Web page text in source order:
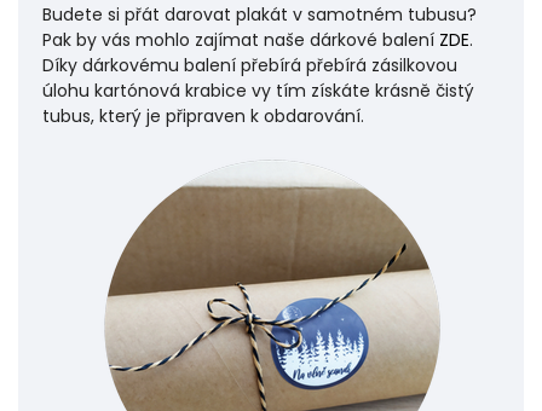
Budete si přát darovat plakát v samotném tubusu?
Pak by vás mohlo zajímat naše dárkové balení ZDE.
Díky dárkovému balení přebírá přebírá zásilkovou
úlohu kartónová krabice vy tím získáte krásně čistý
tubus, který je připraven k obdarování.